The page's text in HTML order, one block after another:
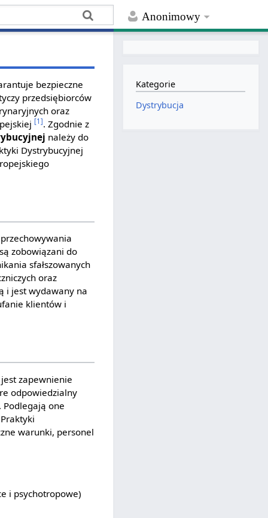
Anonimowy
bezpieczne
przedsiębiorców
oraz
[1]. Zgodnie z
należy do
Dystrybucyjnej
zobowiązani do
sfałszowanych
oraz
i jest wydawany na
klientów i
zapewnienie
odpowiedzialny
Podlegają one
warunki, personel
i psychotropowe)
Kategorie
Dystrybucja